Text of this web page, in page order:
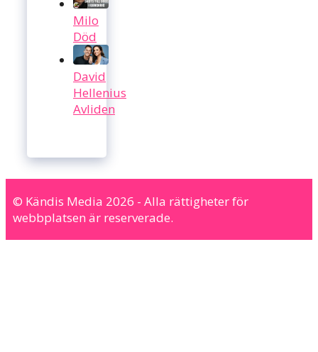
Milo
Död
David
Hellenius
Avliden
© Kändis Media 2026 - Alla rättigheter för
webbplatsen är reserverade.